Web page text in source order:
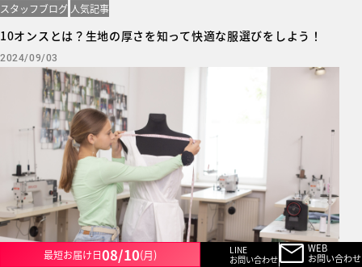
スタッフブログ 人気記事
10オンスとは？生地の厚さを知って快適な服選びをしよう！
2024/09/03
最短お届け日08/10(月)
LINE
お問い合わせ
WEB
お問い合わせ